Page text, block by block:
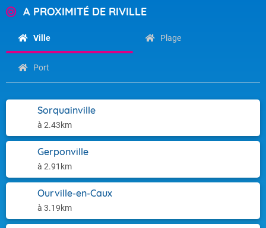
A PROXIMITÉ DE RIVILLE
Ville Plage
Port
Sorquainville
à 2.43km
Gerponville
à 2.91km
Ourville-en-Caux
à 3.19km